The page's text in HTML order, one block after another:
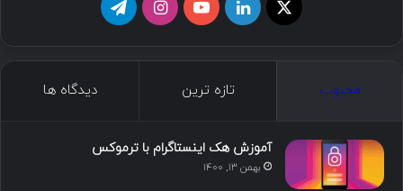
محبوب تازه ترین دیدگاه ها
آموزش هک اینستاگرام با ترموکس
بهمن ۱۳, ۱۴۰۰